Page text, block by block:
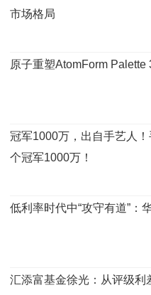
市场格局
原子重塑AtomForm
冠军1000万，出自手艺人
个冠军1000万！
低利率时代中“攻守有道”：
汇添富基金徐光：从评级利